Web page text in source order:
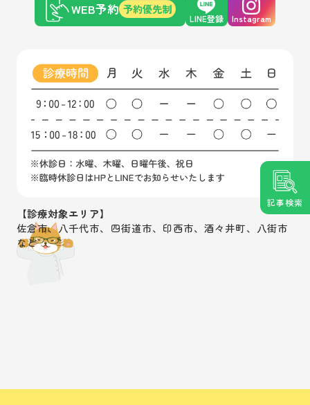
記事検索
WEB予約 予約優先制
LINE登録 Instagram
【診療対象エリア】
佐倉市、八千代市、四街道市、印西市、酒々井町、八街市
など